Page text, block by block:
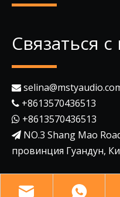
Связаться

 +8613570436513
 +8613570436513
 NO.3 Shang Mao
провинция Гуандун,